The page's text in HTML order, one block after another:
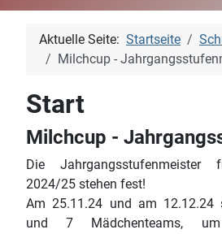
Aktuelle Seite: Startseite
Milchcup -
Start
Milchcup -
Die
2024/25 stehen fest!
Am 25.11.24 und am 12.12.24
und 7 Mädchenteams,